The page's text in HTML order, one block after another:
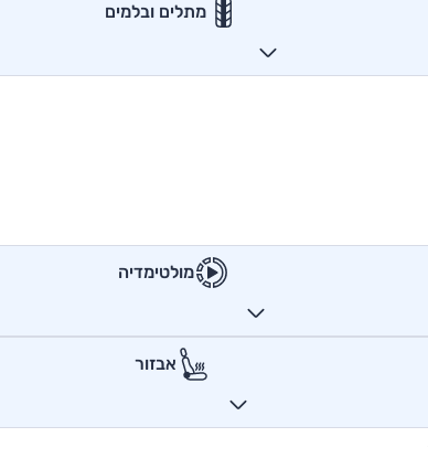
מתלים ובלמים
מולטימדיה
אבזור